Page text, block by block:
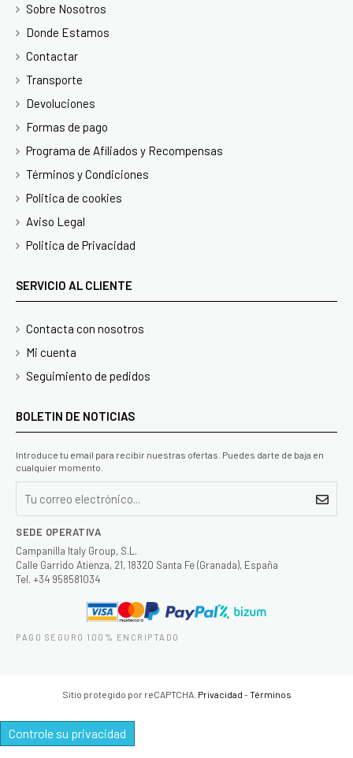
Sobre Nosotros
Donde Estamos
Contactar
Transporte
Devoluciones
Formas de pago
Programa de Afiliados y Recompensas
Términos y Condiciones
Politica de cookies
Aviso Legal
Politica de Privacidad
SERVICIO AL CLIENTE
Contacta con nosotros
Mi cuenta
Seguimiento de pedidos
BOLETIN DE NOTICIAS
Introduce tu email para recibir nuestras ofertas. Puedes darte de baja en
cualquier momento.
SEDE OPERATIVA
Campanilla Italy Group, S.L.
Calle Garrido Atienza, 21, 18320 Santa Fe (Granada), España
Tel. +34 958581034
PAGO SEGURO 100% ENCRIPTADO
Sitio protegido por reCAPTCHA. Privacidad -Términos
Controle su privacidad